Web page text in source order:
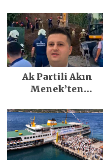
Emeğiyle Son
Yılların En Büyük
Festivali
Gerçekleşti
Ak Partili Akın
Menek’ten
heyelan sonrası
kritik uyarı